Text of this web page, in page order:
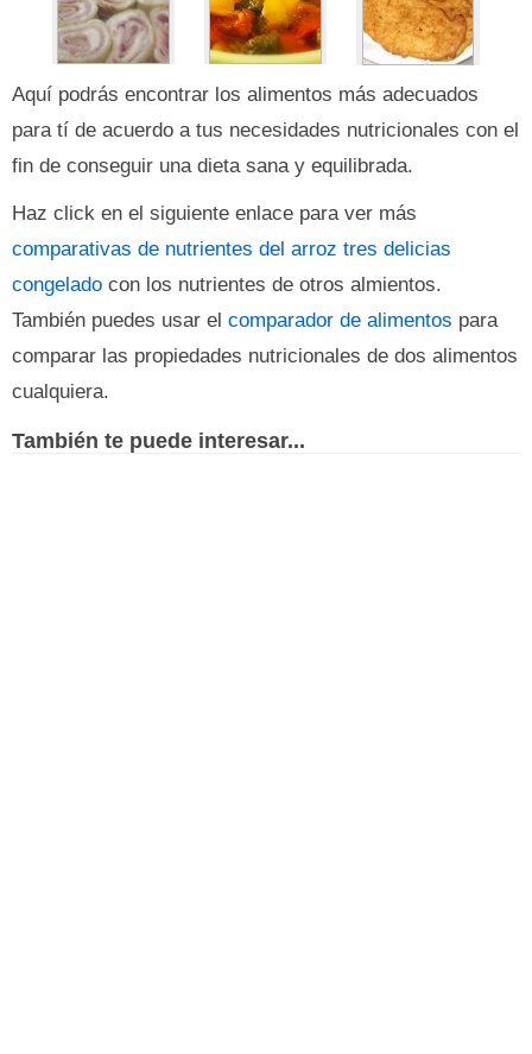
Aquí podrás encontrar los alimentos más adecuados
para tí de acuerdo a tus necesidades nutricionales con el
fin de conseguir una dieta sana y equilibrada.
Haz click en el siguiente enlace para ver más
comparativas de nutrientes del arroz tres delicias
congelado con los nutrientes de otros almientos.
También puedes usar el comparador de alimentos para
comparar las propiedades nutricionales de dos alimentos
cualquiera.
También te puede interesar...